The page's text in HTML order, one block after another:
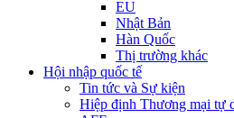
EU
Nhật Bản
Hàn Quốc
Thị trường khác
Hội nhập quốc tế
Tin tức và Sự kiện
Hiệp định Thương mại tự